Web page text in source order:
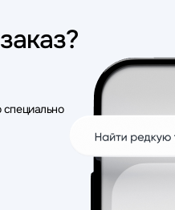
заказ?